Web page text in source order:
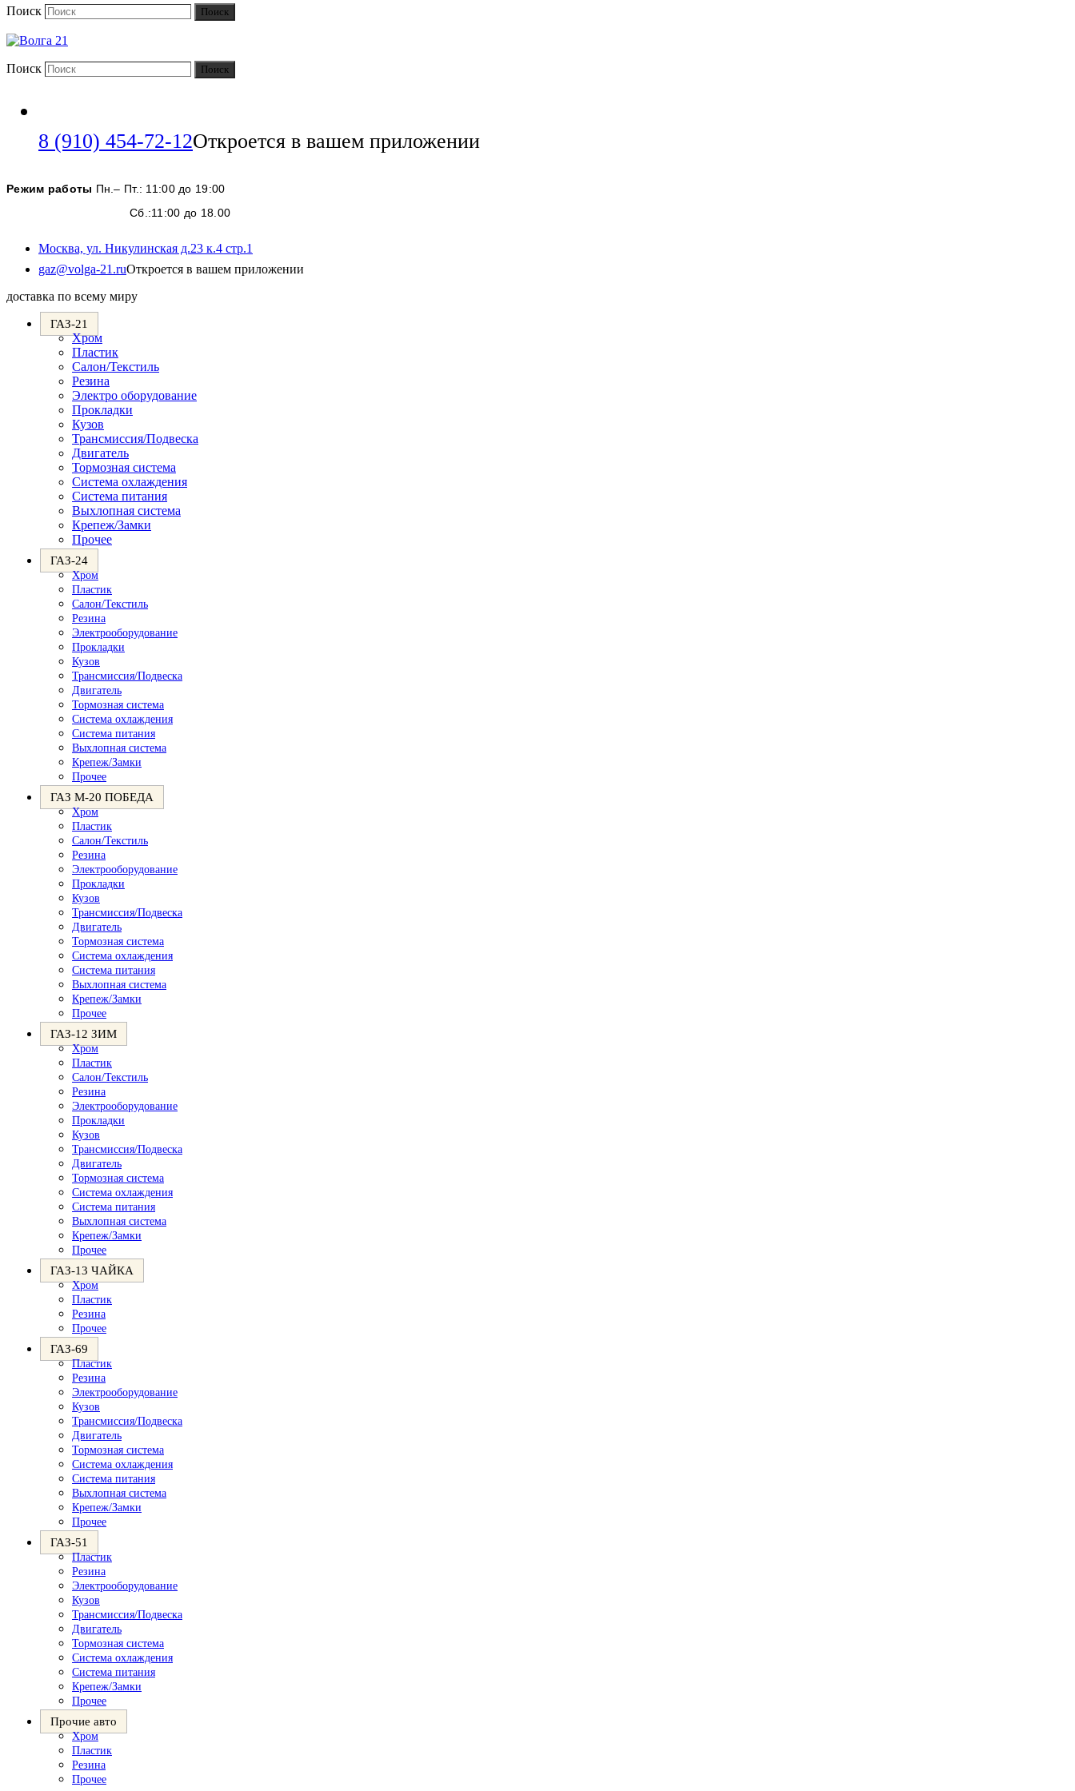
Поиск Поиск
Поиск Поиск
8 (910) 454-72-12Откроется в вашем приложении
Режим работы Пн.– Пт.: 11:00 до 19:00
Сб.:11:00 до 18.00
Москва, ул. Никулинская д.23 к.4 стр.1
gaz@volga-21.ruОткроется в вашем приложении
доставка по всему миру
ГАЗ-21
Хром
Пластик
Салон/Текстиль
Резина
Электро оборудование
Прокладки
Кузов
Трансмиссия/Подвеска
Двигатель
Тормозная система
Система охлаждения
Система питания
Выхлопная система
Крепеж/Замки
Прочее
ГАЗ-24
Хром
Пластик
Салон/Текстиль
Резина
Электрооборудование
Прокладки
Кузов
Трансмиссия/Подвеска
Двигатель
Тормозная система
Система охлаждения
Система питания
Выхлопная система
Крепеж/Замки
Прочее
ГАЗ М-20 ПОБЕДА
Хром
Пластик
Салон/Текстиль
Резина
Электрооборудование
Прокладки
Кузов
Трансмиссия/Подвеска
Двигатель
Тормозная система
Система охлаждения
Система питания
Выхлопная система
Крепеж/Замки
Прочее
ГАЗ-12 ЗИМ
Хром
Пластик
Салон/Текстиль
Резина
Электрооборудование
Прокладки
Кузов
Трансмиссия/Подвеска
Двигатель
Тормозная система
Система охлаждения
Система питания
Выхлопная система
Крепеж/Замки
Прочее
ГАЗ-13 ЧАЙКА
Хром
Пластик
Резина
Прочее
ГАЗ-69
Пластик
Резина
Электрооборудование
Кузов
Трансмиссия/Подвеска
Двигатель
Тормозная система
Система охлаждения
Система питания
Выхлопная система
Крепеж/Замки
Прочее
ГАЗ-51
Пластик
Резина
Электрооборудование
Кузов
Трансмиссия/Подвеска
Двигатель
Тормозная система
Система охлаждения
Система питания
Крепеж/Замки
Прочее
Прочие авто
Хром
Пластик
Резина
Прочее